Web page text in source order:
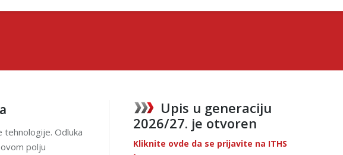
tehnologije. Odluka
polju
Upis u generaciju
2026/27. je otvoren
Kliknite ovde da se prijavite na ITHS